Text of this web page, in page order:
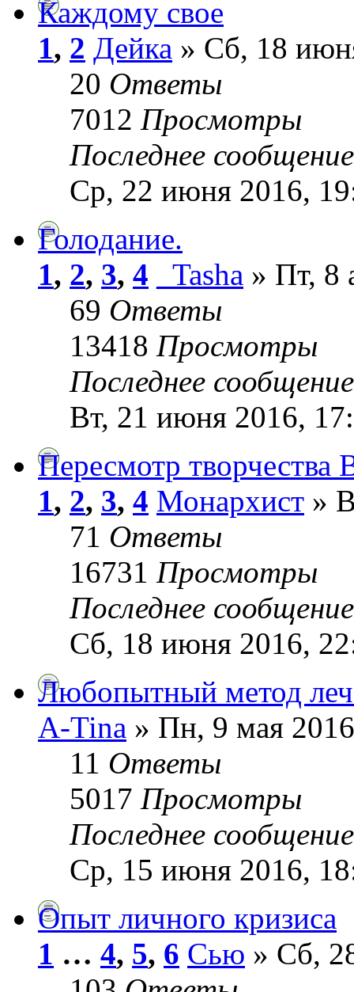
Каждому свое
1, 2 Дейка » Сб, 18
20 Ответы
7012 Просмотры
Последнее
Ср, 22 июня 2016,
Голодание.
1, 2, 3, 4 _Tasha » Пт, 8
69 Ответы
13418 Просмотры
Последнее
Вт, 21 июня 2016,
Пересмотр творчества
1, 2, 3, 4 Монархист »
71 Ответы
16731 Просмотры
Последнее
Сб, 18 июня 2016,
Любопытный метод
A-Tina » Пн, 9 мая
11 Ответы
5017 Просмотры
Последнее
Ср, 15 июня 2016,
Опыт личного кризиса
1 … 4, 5, 6 Сью » Сб,